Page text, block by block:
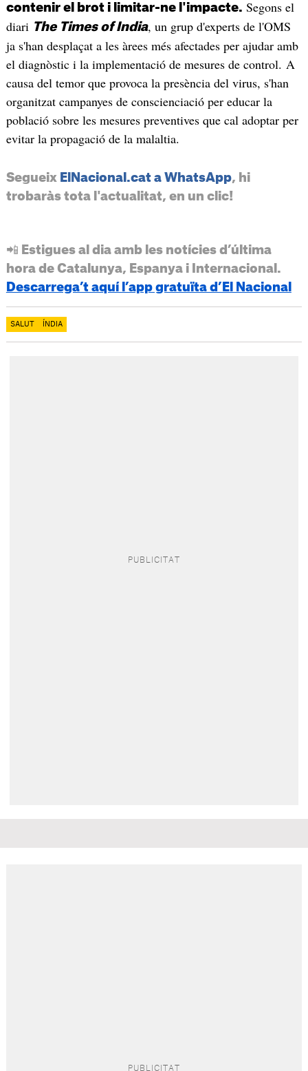
contenir el brot i limitar-ne l'impacte. Segons el
diari The Times of India, un grup d'experts de l'OMS
ja s'han desplaçat a les àrees més afectades per ajudar amb
el diagnòstic i la implementació de mesures de control. A
causa del temor que provoca la presència del virus, s'han
organitzat campanyes de conscienciació per educar la
població sobre les mesures preventives que cal adoptar per
evitar la propagació de la malaltia.
Segueix ElNacional.cat a WhatsApp, hi
trobaràs tota l'actualitat, en un clic!
📲 Estigues al dia amb les notícies d’última
hora de Catalunya, Espanya i Internacional.
Descarrega’t aquí l’app gratuïta d’El Nacional
SALUT ÍNDIA